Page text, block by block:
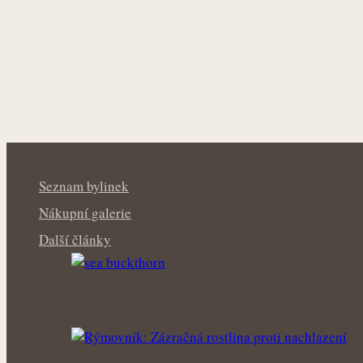
Seznam bylinek
Nákupní galerie
Další články